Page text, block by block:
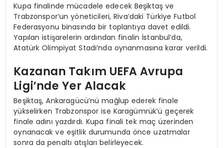
Kupa finalinde mücadele edecek Beşiktaş ve
Trabzonspor’un yöneticileri, Riva’daki Türkiye Futbol
Federasyonu binasında bir toplantıya davet edildi.
Yapılan istişarelerin ardından finalin İstanbul’da,
Atatürk Olimpiyat Stadı’nda oynanmasına karar verildi.
Kazanan Takım UEFA Avrupa
Ligi’nde Yer Alacak
Beşiktaş, Ankaragücü’nü mağlup ederek finale
yükselirken Trabzonspor ise Karagümrük’ü geçerek
finale adını yazdırdı. Kupa finali tek maç üzerinden
oynanacak ve eşitlik durumunda önce uzatmalar
sonra da penaltı atışları belirleyecek.